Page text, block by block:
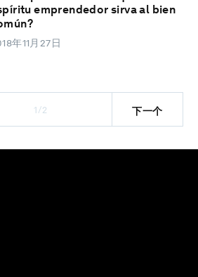
emprendedor sirva al bien
年11月27日
1/2 下一个